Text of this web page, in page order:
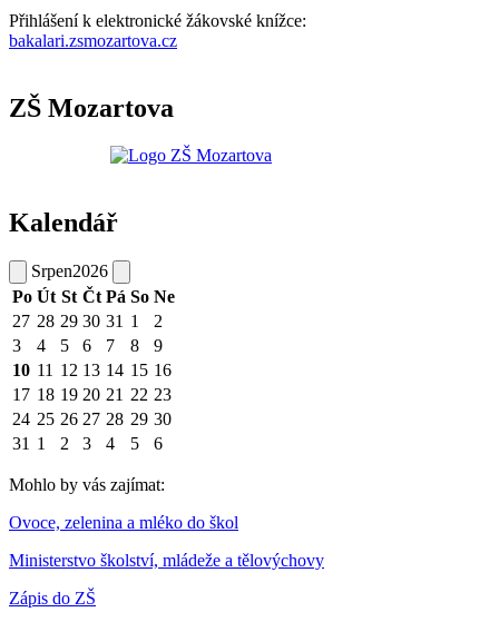
Přihlášení k elektronické žákovské knížce:
bakalari.zsmozartova.cz
ZŠ Mozartova
Kalendář
Srpen2026
Po Út St Čt Pá So Ne
27 28 29 30 31 1
2
3
4 5 6 7 8
9
10 11 12 13 14 15 16
17 18 19 20 21 22 23
24 25 26 27 28 29 30
31 1 2 3 4 5 6
Mohlo by vás zajímat:
Ovoce, zelenina a mléko do škol
Ministerstvo školství, mládeže a tělovýchovy
Zápis do ZŠ